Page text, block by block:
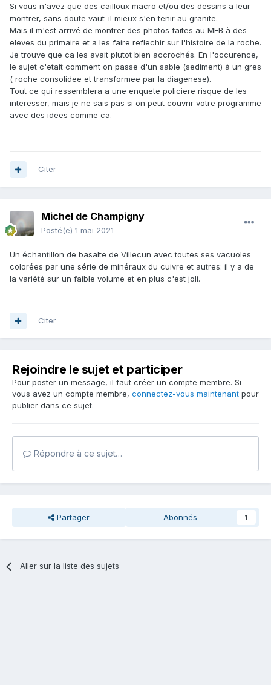
Si vous n'avez que des cailloux macro et/ou des dessins a leur
montrer, sans doute vaut-il mieux s'en tenir au granite.
Mais il m'est arrivé de montrer des photos faites au MEB à des
eleves du primaire et a les faire reflechir sur l'histoire de la roche.
Je trouve que ca les avait plutot bien accrochés. En l'occurence,
le sujet c'etait comment on passe d'un sable (sediment) à un gres
( roche consolidee et transformee par la diagenese).
Tout ce qui ressemblera a une enquete policiere risque de les
interesser, mais je ne sais pas si on peut couvrir votre programme
avec des idees comme ca.
Citer
Michel de Champigny
Posté(e) 1 mai 2021
Un échantillon de basalte de Villecun avec toutes ses vacuoles
colorées par une série de minéraux du cuivre et autres: il y a de
la variété sur un faible volume et en plus c'est joli.
Citer
Rejoindre le sujet et participer
Pour poster un message, il faut créer un compte membre. Si
vous avez un compte membre, connectez-vous maintenant pour
publier dans ce sujet.
Répondre à ce sujet…
Partager Abonnés 1
Aller sur la liste des sujets